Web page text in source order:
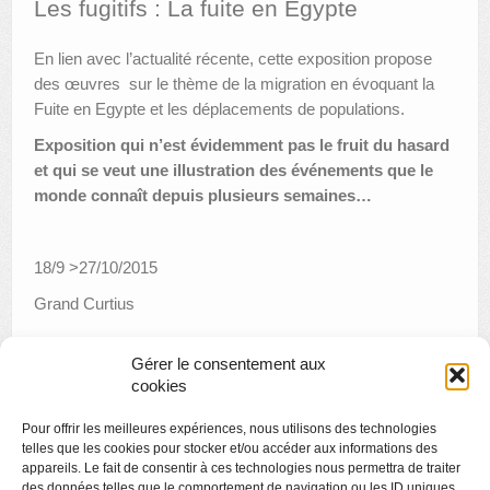
Gérer le consentement aux
cookies
Pour offrir les meilleures expériences, nous utilisons des technologies
telles que les cookies pour stocker et/ou accéder aux informations des
appareils. Le fait de consentir à ces technologies nous permettra de traiter
ANIMATIONS DES MUSÉES
LES APPELS À PROJETS
Les fugitifs : La fuite en Égypte
En lien avec l’actualité récente, cette exposition propose
des œuvres sur le thème de la migration en évoquant la
Fuite en Egypte et les déplacements de populations.
Exposition qui n’est évidemment pas le fruit du hasard
et qui se veut une illustration des événements que le
monde connaît depuis plusieurs semaines…
18/9 >27/10/2015
Grand Curtius
La nocturne des coteaux
Reciprocity Design : A touch of Steel